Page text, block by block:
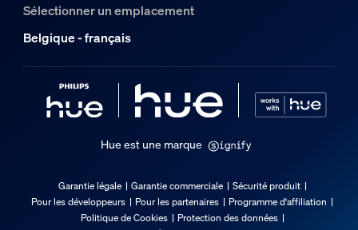
Divers
Conçu spécialement pour
Séjour, Chambre, Bureau, Bureau d'étude, Cuisine
Type
Code barre produit
Sélectionner un emplacement
Belgique - français
Hue est une marque
Garantie légale Garantie commerciale
Sécurité produit
Pour les développeurs
Pour les partenaires
Programme d'affiliation
Politique de Cookies
Protection des données